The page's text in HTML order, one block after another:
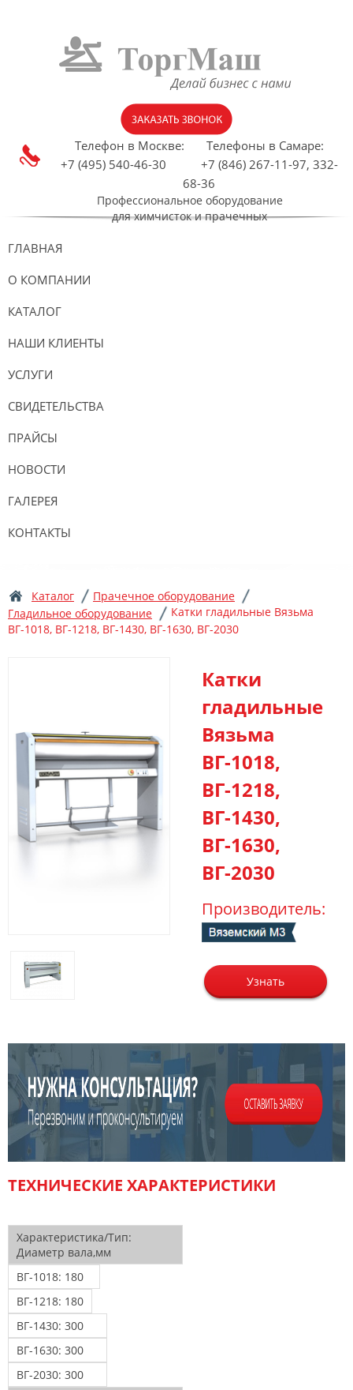
Телефон в Москве: Телефоны в Самаре:
+7 (495) 540-46-30 +7 (846) 267-11-97, 332-
68-36
Профессиональное оборудование
для химчисток и прачечных
ГЛАВНАЯ
О КОМПАНИИ
КАТАЛОГ
НАШИ КЛИЕНТЫ
УСЛУГИ
СВИДЕТЕЛЬСТВА
ПРАЙСЫ
НОВОСТИ
ГАЛЕРЕЯ
КОНТАКТЫ
Каталог
Прачечное оборудование
Гладильное оборудование
Катки гладильные Вязьма
ВГ-1018, ВГ-1218, ВГ-1430, ВГ-1630, ВГ-2030
Катки
гладильные
Вязьма
ВГ-1018,
ВГ-1218,
ВГ-1430,
ВГ-1630,
ВГ-2030
Производитель:
Узнать
ТЕХНИЧЕСКИЕ ХАРАКТЕРИСТИКИ
Характеристика/Тип:
Диаметр вала,мм
ВГ-1018: 180
ВГ-1218: 180
ВГ-1430: 300
ВГ-1630: 300
ВГ-2030: 300